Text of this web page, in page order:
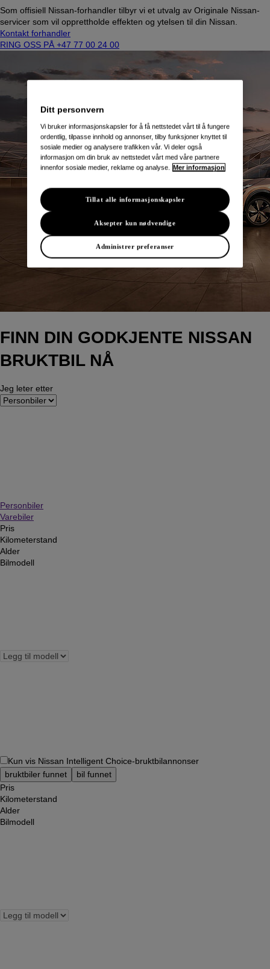
Som offisiell Nissan-forhandler tilbyr vi et utvalg av Originale Nissan-
servicer som vil opprettholde effekten og ytelsen til din Nissan.
Kontakt forhandler
RING OSS PÅ +47 77 00 24 00
FINN DIN GODKJENTE NISSAN
BRUKTBIL NÅ
Jeg leter etter
Personbiler
Varebiler
Pris
Kilometerstand
Alder
Bilmodell
Kun vis Nissan Intelligent Choice-bruktbilannonser
bruktbiler funnet
bil funnet
Pris
Kilometerstand
Alder
Bilmodell
Ditt personvern
Vi bruker informasjonskapsler for å få nettstedet vårt til å fungere
ordentlig, tilpasse innhold og annonser, tilby funksjoner knyttet til
sosiale medier og analysere trafikken vår. Vi deler også
informasjon om din bruk av nettstedet vårt med våre partnere
innenfor sosiale medier, reklame og analyse. Mer informasjon
Administrer preferanser
Aksepter kun nødvendige
Tillat alle informasjonskapsler